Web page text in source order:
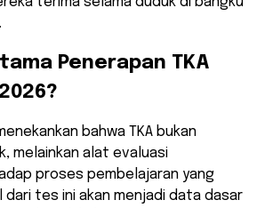
Penerapan TKA
bahwa TKA bukan
melainkan alat evaluasi
proses pembelajaran yang
dari tes ini akan menjadi data dasar